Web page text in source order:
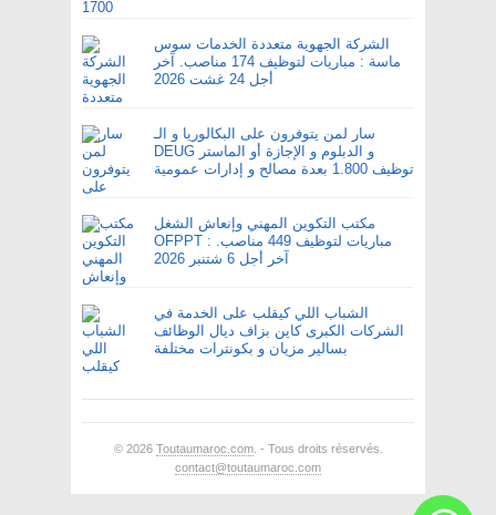
الشركة الجهوية متعددة الخدمات سوس
ماسة : مباريات لتوظيف 174 مناصب. آخر
أجل 24 غشت 2026
سار لمن يتوفرون على البكالوريا و الـ
DEUG و الدبلوم و الإجازة أو الماستر
توظيف 1.800 بعدة مصالح و إدارات عمومية
مكتب التكوين المهني وإنعاش الشغل
OFPPT : مباريات لتوظيف 449 مناصب.
آخر أجل 6 شتنبر 2026
الشباب اللي كيقلب على الخدمة في
الشركات الكبرى كاين بزاف ديال الوظائف
بسالير مزيان و بكونترات مختلفة
© 2026 Toutaumaroc.com. - Tous droits réservés.
contact@toutaumaroc.com